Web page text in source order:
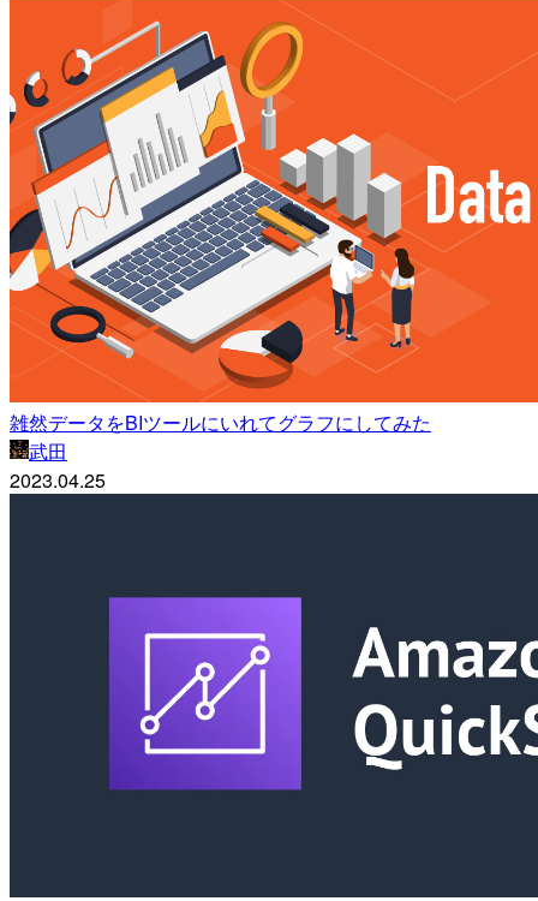
雑然データをBIツールにいれてグラフにしてみた
武田
2023.04.25